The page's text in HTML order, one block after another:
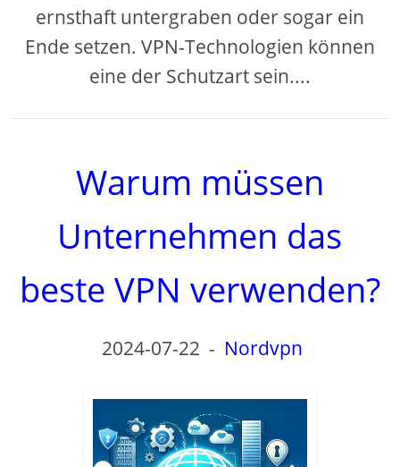
ernsthaft untergraben oder sogar ein
Ende setzen. VPN-Technologien können
eine der Schutzart sein....
Warum müssen
Unternehmen das
beste VPN verwenden?
2024-07-22 - Nordvpn